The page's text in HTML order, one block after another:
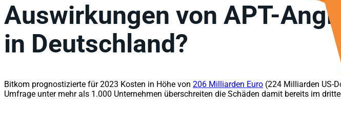
Auswirkungen von APT-
in Deutschland?
Bitkom prognostizierte für 2023 Kosten in Höhe von 206 Milliarden Euro (224 Milliarden US-
Umfrage unter mehr als 1.000 Unternehmen überschreiten die Schäden damit bereits im